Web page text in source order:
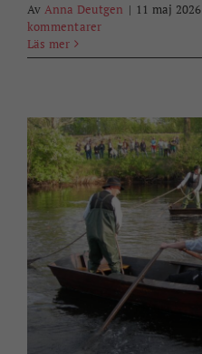
Av Anna Deutgen | 11 maj 2026
kommentarer
Läs mer